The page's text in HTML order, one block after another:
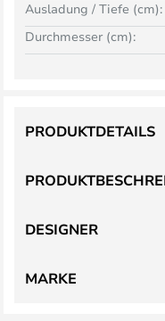
Ausladung / Tiefe (cm):
Durchmesser (cm):
PRODUKTDETAILS
DESIGNER
MARKE